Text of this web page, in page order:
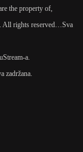
the property of,
rights reserved… Sva
a.
zadržana.